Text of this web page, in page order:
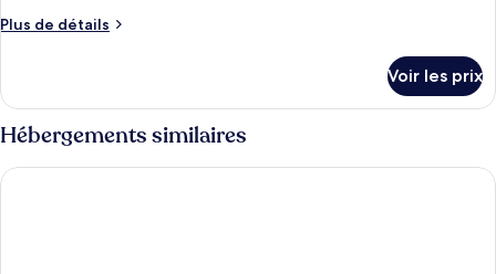
chambre :
Plus de détails
Plus
le
type
de
chambre
Chambre
Voir les prix
Hébergements similaires
Hotel Altes Zollhaus